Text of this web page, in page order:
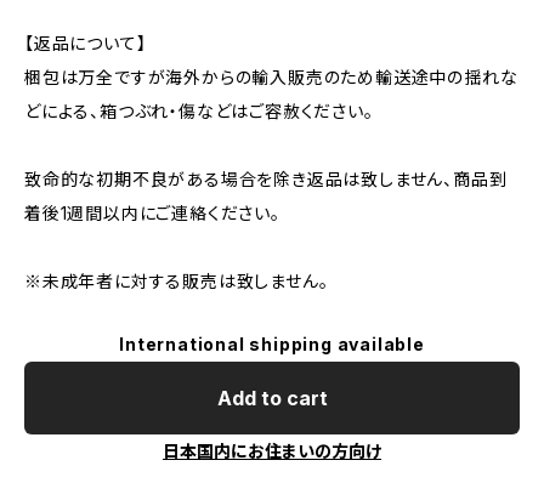
【返品について】
梱包は万全ですが海外からの輸入販売のため輸送途中の揺れな
どによる、箱つぶれ・傷などはご容赦ください。
致命的な初期不良がある場合を除き返品は致しません、商品到
着後1週間以内にご連絡ください。
※未成年者に対する販売は致しません。
International shipping available
Add to cart
日本国内にお住まいの方向け